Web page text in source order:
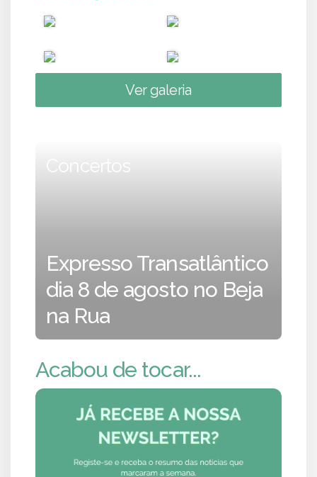
Ver galeria
Concertos
Expresso Transatlântico
dia 8 de agosto no Beja
na Rua
Acabou de tocar...